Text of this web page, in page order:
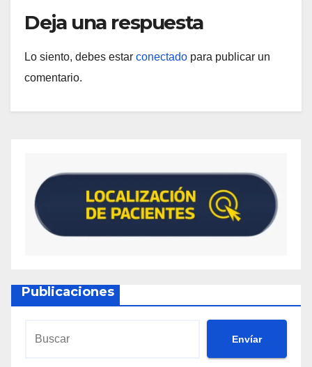
Deja una respuesta
Lo siento, debes estar conectado para publicar un
comentario.
Publicaciones
Envíar